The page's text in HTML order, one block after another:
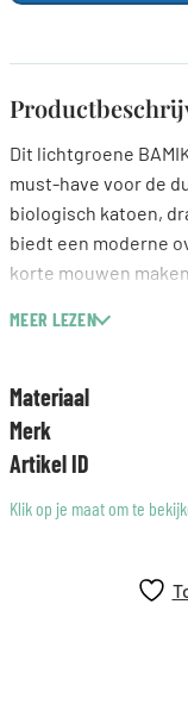
Dit lichtgroene
must-have voor de
biologisch katoen,
biedt een moderne
korte mouwen
luchtige rok voor
extra toe aan je
MEER LEZEN
Materiaal
Merk
Artikel ID
Klik op je maat om te